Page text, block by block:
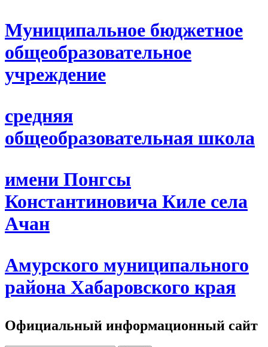
Муниципальное бюджетное
общеобразовательное
учреждение
средняя
общеобразовательная школа
имени Понгсы
Константиновича Киле села
Ачан
Амурского муниципального
района Хабаровского края
Официальный информационный сайт